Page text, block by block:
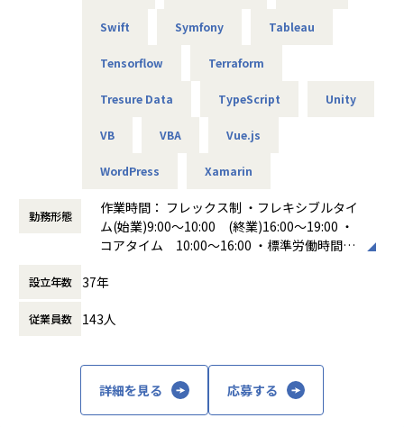
Swift Symfony Tableau
Tensorflow Terraform
Tresure Data TypeScript Unity
VB VBA Vue.js
WordPress Xamarin
勤務形態
作業時間： フレックス制 ・フレキシブルタイ
ム(始業)9:00～10:00 (終業)16:00～19:00 ・
コアタイム 10:00～16:00 ・標準労働時間
働き方：
休憩時間： 60分
設立年数 37年
従業員数 143人
詳細を見る 応募する